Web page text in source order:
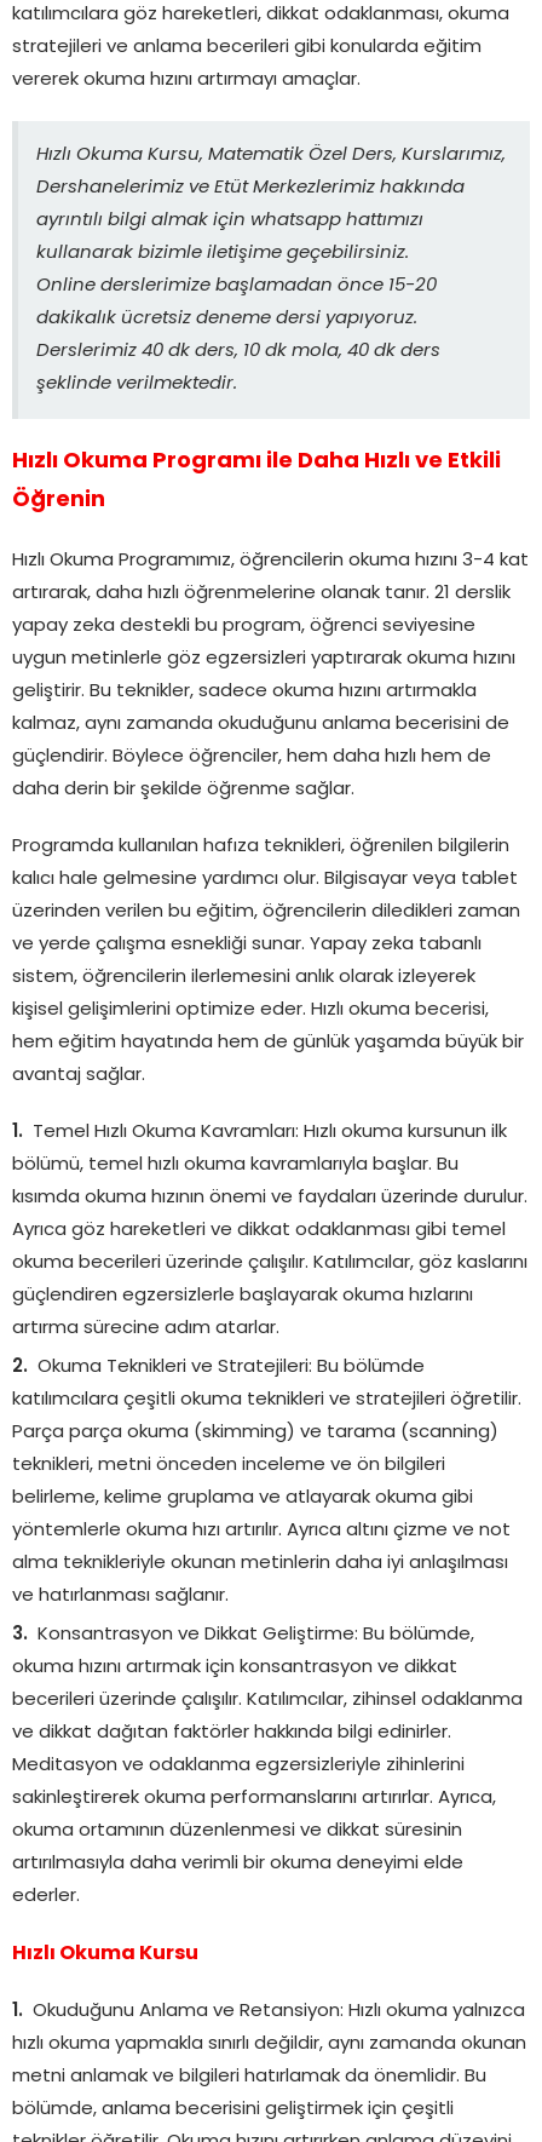
katılımcılara göz hareketleri, dikkat odaklanması, okuma
stratejileri ve anlama becerileri gibi konularda eğitim
vererek okuma hızını artırmayı amaçlar.
Hızlı Okuma Kursu, Matematik Özel Ders, Kurslarımız,
Dershanelerimiz ve Etüt Merkezlerimiz hakkında
ayrıntılı bilgi almak için whatsapp hattımızı
kullanarak bizimle iletişime geçebilirsiniz.
Online derslerimize başlamadan önce 15-20
dakikalık ücretsiz deneme dersi yapıyoruz.
Derslerimiz 40 dk ders, 10 dk mola, 40 dk ders
şeklinde verilmektedir.
Hızlı Okuma Programı ile Daha Hızlı ve Etkili
Öğrenin
Hızlı Okuma Programımız, öğrencilerin okuma hızını 3-4 kat
artırarak, daha hızlı öğrenmelerine olanak tanır. 21 derslik
yapay zeka destekli bu program, öğrenci seviyesine
uygun metinlerle göz egzersizleri yaptırarak okuma hızını
geliştirir. Bu teknikler, sadece okuma hızını artırmakla
kalmaz, aynı zamanda okuduğunu anlama becerisini de
güçlendirir. Böylece öğrenciler, hem daha hızlı hem de
daha derin bir şekilde öğrenme sağlar.
Programda kullanılan hafıza teknikleri, öğrenilen bilgilerin
kalıcı hale gelmesine yardımcı olur. Bilgisayar veya tablet
üzerinden verilen bu eğitim, öğrencilerin diledikleri zaman
ve yerde çalışma esnekliği sunar. Yapay zeka tabanlı
sistem, öğrencilerin ilerlemesini anlık olarak izleyerek
kişisel gelişimlerini optimize eder. Hızlı okuma becerisi,
hem eğitim hayatında hem de günlük yaşamda büyük bir
avantaj sağlar.
Temel Hızlı Okuma Kavramları: Hızlı okuma kursunun ilk
bölümü, temel hızlı okuma kavramlarıyla başlar. Bu
kısımda okuma hızının önemi ve faydaları üzerinde durulur.
Ayrıca göz hareketleri ve dikkat odaklanması gibi temel
okuma becerileri üzerinde çalışılır. Katılımcılar, göz kaslarını
güçlendiren egzersizlerle başlayarak okuma hızlarını
artırma sürecine adım atarlar.
Okuma Teknikleri ve Stratejileri: Bu bölümde
katılımcılara çeşitli okuma teknikleri ve stratejileri öğretilir.
Parça parça okuma (skimming) ve tarama (scanning)
teknikleri, metni önceden inceleme ve ön bilgileri
belirleme, kelime gruplama ve atlayarak okuma gibi
yöntemlerle okuma hızı artırılır. Ayrıca altını çizme ve not
alma teknikleriyle okunan metinlerin daha iyi anlaşılması
ve hatırlanması sağlanır.
Konsantrasyon ve Dikkat Geliştirme: Bu bölümde,
okuma hızını artırmak için konsantrasyon ve dikkat
becerileri üzerinde çalışılır. Katılımcılar, zihinsel odaklanma
ve dikkat dağıtan faktörler hakkında bilgi edinirler.
Meditasyon ve odaklanma egzersizleriyle zihinlerini
sakinleştirerek okuma performanslarını artırırlar. Ayrıca,
okuma ortamının düzenlenmesi ve dikkat süresinin
artırılmasıyla daha verimli bir okuma deneyimi elde
ederler.
Hızlı Okuma Kursu
Okuduğunu Anlama ve Retansiyon: Hızlı okuma yalnızca
hızlı okuma yapmakla sınırlı değildir, aynı zamanda okunan
metni anlamak ve bilgileri hatırlamak da önemlidir. Bu
bölümde, anlama becerisini geliştirmek için çeşitli